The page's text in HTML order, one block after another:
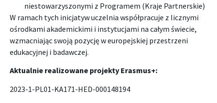
niestowarzyszonymi z Programem (Kraje Partnerskie)
W ramach tych inicjatyw uczelnia współpracuje z licznymi
ośrodkami akademickimi i instytucjami na całym świecie,
wzmacniając swoją pozycję w europejskiej przestrzeni
edukacyjnej i badawczej.
Aktualnie realizowane projekty Erasmus+:
2023-1-PL01-KA171-HED-000148194